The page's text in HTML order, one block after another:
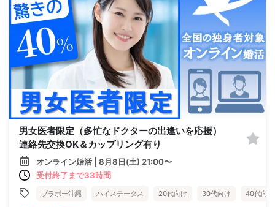
男女医者限定（多忙なドクターの出逢いを応援）
連絡先交換OK＆カップリング有り
オンライン婚活 | 8月8日(土) 21:00〜
受付終了まで33時間
ブラボー沖縄 ハイステータス 20代向け 30代向け 40代向け